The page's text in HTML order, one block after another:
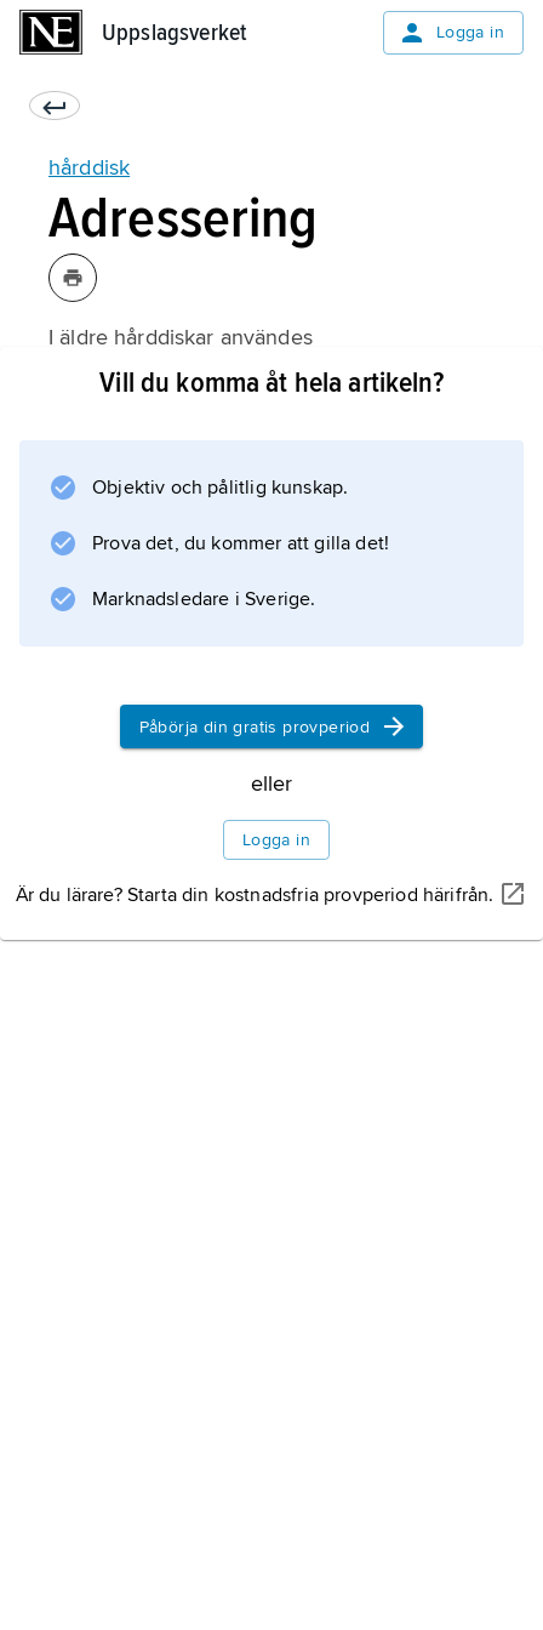
Uppslagsverket Logga in
hårddisk
Adressering
I äldre hårddiskar användes
CHS-adressering
som ska läsas eller skrivas, vilket ger en
optimal placering av filerna inom en partition.
Vill du komma åt hela artikeln?
Objektiv och pålitlig kunskap.
Prova det, du kommer att gilla det!
Marknadsledare i Sverige.
Påbörja din gratis provperiod
eller
Logga in
Är du lärare? Starta din kostnadsfria provperiod härifrån.